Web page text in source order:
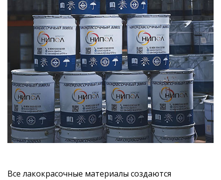
Все лакокрасочные материалы создаются